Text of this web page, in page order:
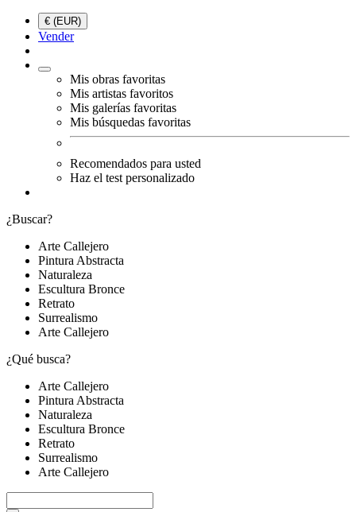
€ (EUR)
Vender
Mis obras favoritas
Mis artistas favoritos
Mis galerías favoritas
Mis búsquedas favoritas
Recomendados para usted
Haz el test personalizado
¿Buscar?
Arte Callejero
Pintura Abstracta
Naturaleza
Escultura Bronce
Retrato
Surrealismo
Arte Callejero
¿Qué busca?
Arte Callejero
Pintura Abstracta
Naturaleza
Escultura Bronce
Retrato
Surrealismo
Arte Callejero